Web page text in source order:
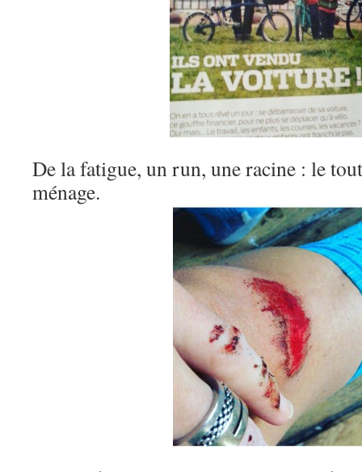
De la fatigue, un run, une racine : le
ménage.